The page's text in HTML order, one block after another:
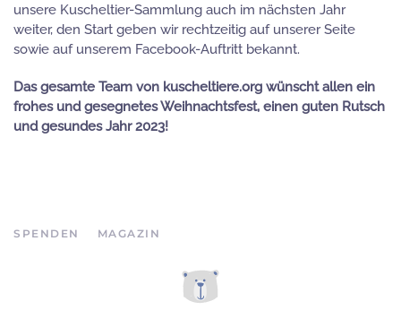
unsere Kuscheltier-Sammlung auch im nächsten Jahr
weiter, den Start geben wir rechtzeitig auf unserer Seite
sowie auf unserem Facebook-Auftritt bekannt.
Das gesamte Team von kuscheltiere.org wünscht allen ein
frohes und gesegnetes Weihnachtsfest, einen guten Rutsch
und gesundes Jahr 2023!
SPENDEN MAGAZIN